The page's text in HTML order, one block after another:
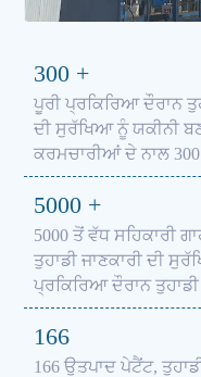
300 +
ਪੂਰੀ ਪ੍ਰਕਿਰਿਆ ਦੌਰਾਨ
ਦੀ ਸੁਰੱਖਿਆ ਨੂੰ ਯਕੀਨੀ
ਕਰਮਚਾਰੀਆਂ ਦੇ ਨਾਲ
5000 +
5000 ਤੋਂ ਵੱਧ ਸਹਿਕਾਰੀ
ਤੁਹਾਡੀ ਜਾਣਕਾਰੀ ਦੀ
ਪ੍ਰਕਿਰਿਆ ਦੌਰਾਨ
166
166 ਉਤਪਾਦ ਪੇਟੈਂਟ,